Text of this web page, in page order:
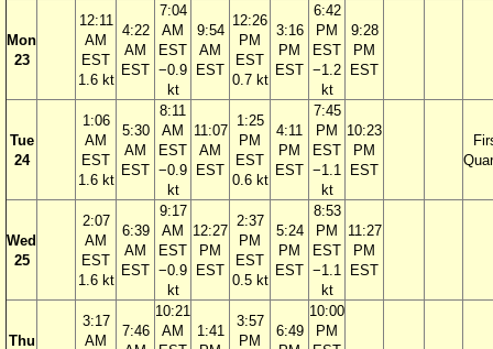
Mon
23
12:11
AM
EST
1.6 kt
4:22
AM
EST
7:04
AM
EST
−0.9
kt
9:54
AM
EST
12:26
PM
EST
0.7 kt
3:16
PM
EST
6:42
PM
EST
−1.2
kt
9:28
PM
EST
Tue
24
1:06
AM
EST
1.6 kt
5:30
AM
EST
8:11
AM
EST
−0.9
kt
11:07
AM
EST
1:25
PM
EST
0.6 kt
4:11
PM
EST
7:45
PM
EST
−1.1
kt
10:23
PM
EST
Wed
25
2:07
AM
EST
1.6 kt
6:39
AM
EST
9:17
AM
EST
−0.9
kt
12:27
PM
EST
2:37
PM
EST
0.5 kt
5:24
PM
EST
8:53
PM
EST
−1.1
kt
11:27
PM
EST
Thu
3:17
AM
7:46
10:21
AM
1:41
3:57
PM
6:49
10:00
PM